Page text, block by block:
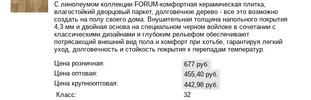
С линолеумом коллекции FORUM-комфортная керамическая плитка,
влагостойкий дворцовый паркет, долговечное дерево - все это возможно
создать на полу своего дома. Внушительная толщина напольного покрытия
4,3 мм и двойная основа на специальном черном войлоке в сочетании с
классическими дизайнами и глубоким рельефом обеспечивают
потрясающий внешний вид пола и комфорт при хотьбе, гарантируя легкий
уход, долговечность и стойкость покрытия к перепадам температур.
Цена розничная:
677 руб.
Цена оптовая:
455,40 руб.
Цена крупнооптовая:
442,98 руб.
Класс:
32